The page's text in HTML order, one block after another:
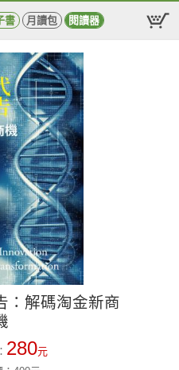
書 月讀包 閱讀器
：解碼淘金新商
280元